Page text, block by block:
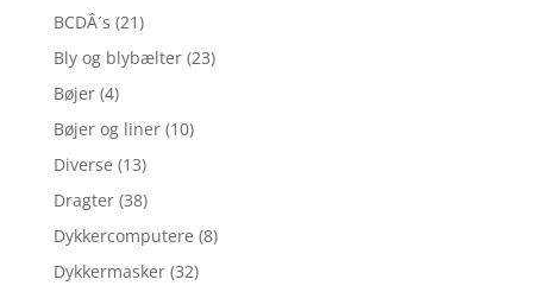
BCDÂ´s (21)
Bly og blybælter (23)
Bøjer (4)
Bøjer og liner (10)
Diverse (13)
Dragter (38)
Dykkercomputere (8)
Dykkermasker (32)